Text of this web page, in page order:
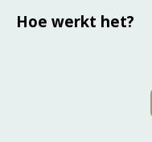
Hoe werkt het?